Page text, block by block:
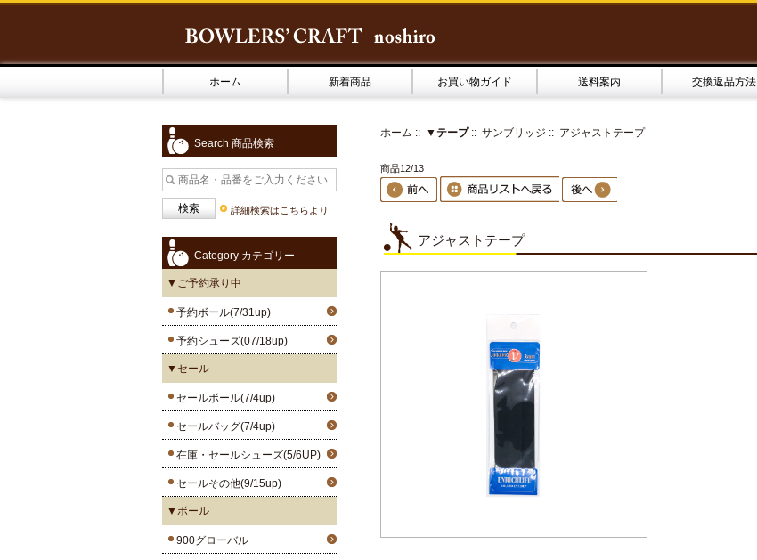
ホーム 新着商品 お買い物ガイド 送料案内 交換返品方法
Search 商品検索
詳細検索はこちらより
Category カテゴリー
▼ご予約承り中
予約ボール(7/31up)
予約シューズ(07/18up)
▼セール
セールボール(7/4up)
セールバッグ(7/4up)
在庫・セールシューズ(5/6UP)
セールその他(9/15up)
▼ボール
900グローバル
ホーム :: ▼テープ:: サンブリッジ :: アジャストテープ
商品12/13
アジャストテープ